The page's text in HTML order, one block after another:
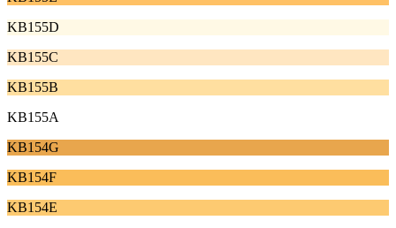
KB155D
KB155C
KB155B
KB155A
KB154G
KB154F
KB154E